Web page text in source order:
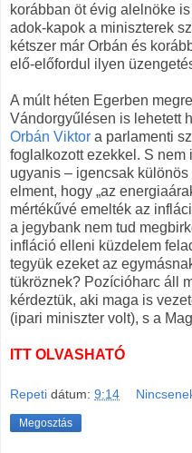
korábban öt évig alelnöke
adok-kapok a miniszterek
kétszer már Orbán és
elő-előfordul ilyen
A múlt héten Egerben
Vándorgyűlésen is lehetett
Orbán Viktor a parlamenti
foglalkozott ezekkel. S nem
ugyanis – igencsak
elment, hogy „az
mértékűvé emelték az
a jegybank nem tud
infláció elleni küzdelem
tegyük ezeket az
tükröznek? Pozícióharc áll
kérdeztük, aki maga is
(ipari miniszter volt), s a
ITT OLVASHATÓ
Repeti dátum: 9:14
Megosztás